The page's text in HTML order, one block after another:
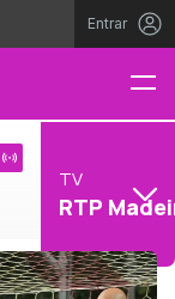
Entrar
TV
RTP